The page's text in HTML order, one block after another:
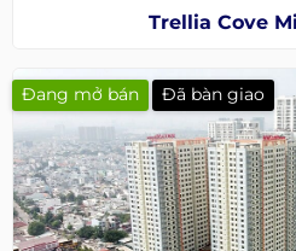
Trellia Cove
Đang mở bán Đã bàn giao